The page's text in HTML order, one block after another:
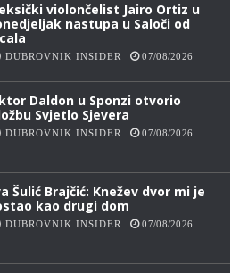
violončelist Jairo Ortiz u
nastupa u Saloči od
DUBROVNIK INSIDER 07/08/2026
Daldon u Sponzi otvorio
Svjetlo Sjevera
DUBROVNIK INSIDER 07/08/2026
Šulić Brajčić: Knežev dvor mi je
kao drugi dom
DUBROVNIK INSIDER 07/08/2026